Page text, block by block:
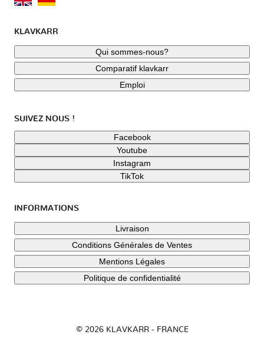
KLAVKARR
Qui sommes-nous?
Comparatif klavkarr
Emploi
SUIVEZ NOUS !
Facebook
Youtube
Instagram
TikTok
INFORMATIONS
Livraison
Conditions Générales de Ventes
Mentions Légales
Politique de confidentialité
© 2026 KLAVKARR - FRANCE